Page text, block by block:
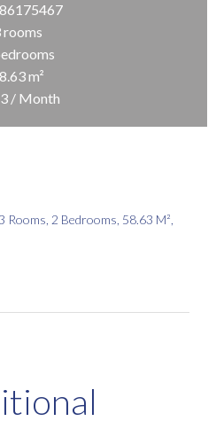
rooms
m²
/ Month
2 Bedrooms, 58.63 M²,